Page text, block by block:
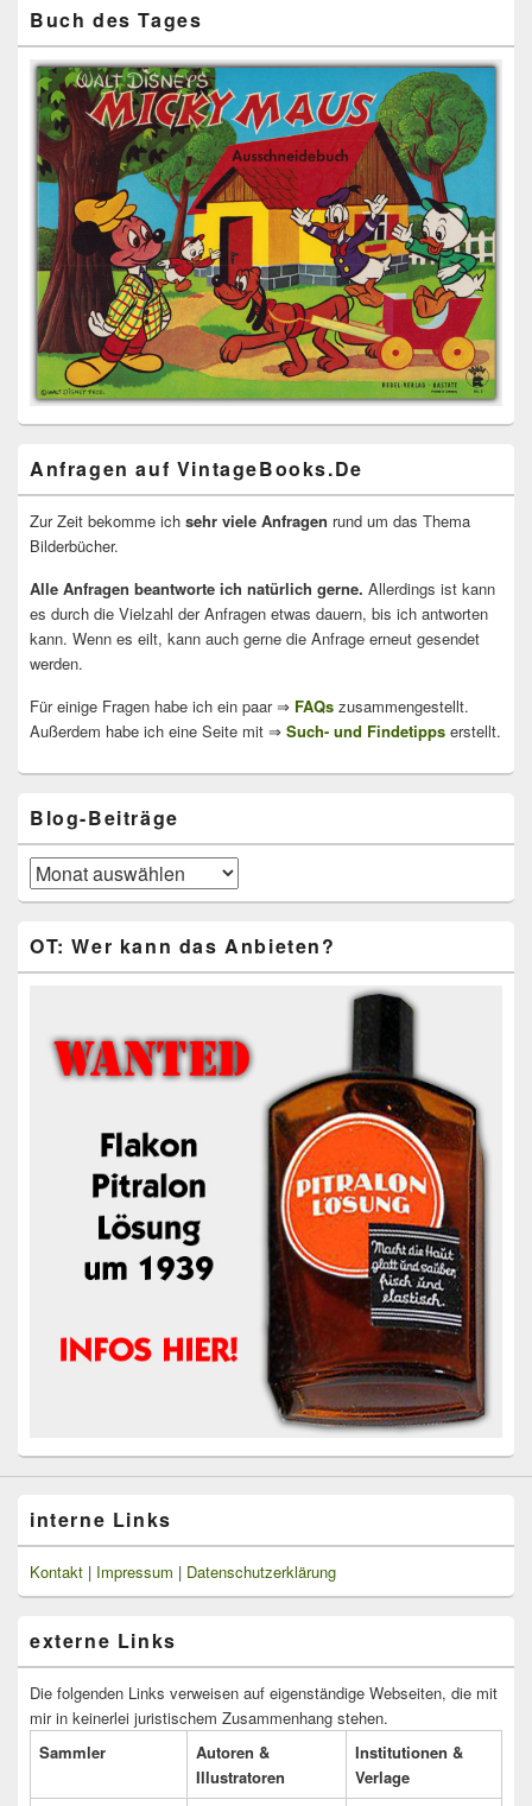
Buch des Tages
Anfragen auf VintageBooks.De
Zur Zeit bekomme ich sehr viele Anfragen rund um das Thema
Bilderbücher.
Alle Anfragen beantworte ich natürlich gerne. Allerdings ist kann
es durch die Vielzahl der Anfragen etwas dauern, bis ich antworten
kann. Wenn es eilt, kann auch gerne die Anfrage erneut gesendet
werden.
Für einige Fragen habe ich ein paar ⇒ FAQs zusammengestellt.
Außerdem habe ich eine Seite mit ⇒ Such- und Findetipps erstellt.
Blog-Beiträge
Blog-
Beiträge
OT: Wer kann das Anbieten?
interne Links
Kontakt | Impressum | Datenschutzerklärung
externe Links
Die folgenden Links verweisen auf eigenständige Webseiten, die mit
mir in keinerlei juristischem Zusammenhang stehen.
Sammler
Autoren &
Illustratoren
Institutionen &
Verlage